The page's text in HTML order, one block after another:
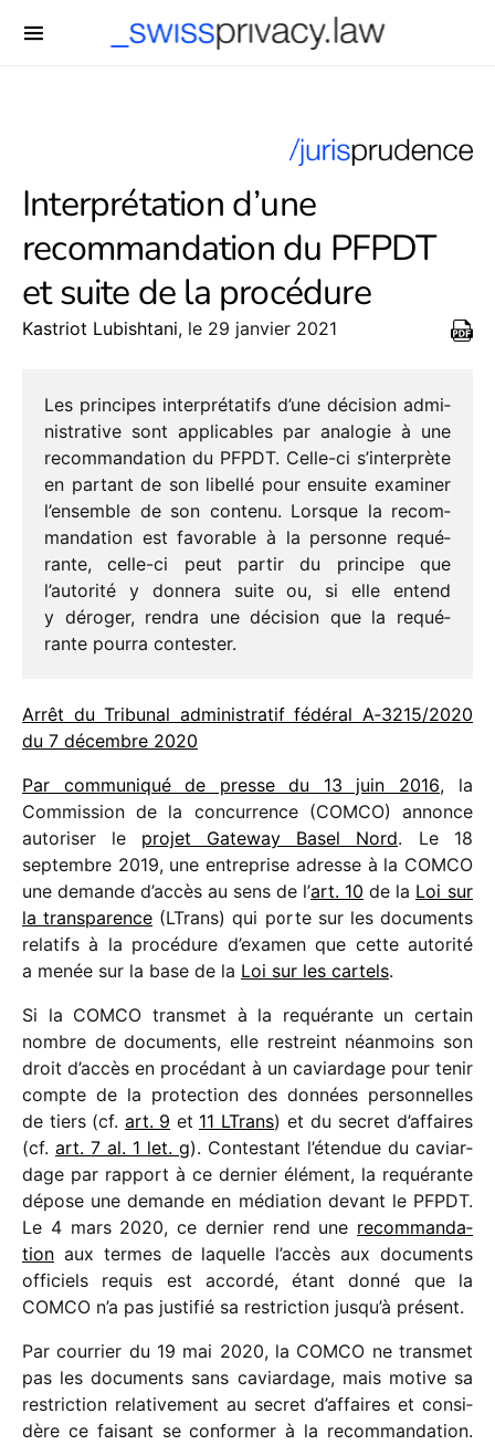
Interprétation d’une
recommandation du PFPDT
et suite de la procédure
Kastriot Lubishtani, le 29 janvier 2021
Les prin­cipes inter­pré­ta­tifs d’une déci­sion admi­
nis­tra­tive sont appli­cables par analo­gie à une
recom­man­da­tion du PFPDT. Celle-ci s’interprète
en partant de son libellé pour ensuite exami­ner
l’ensemble de son contenu. Lorsque la recom­
man­da­tion est favo­rable à la personne requé­
rante, celle-ci peut partir du prin­cipe que
l’autorité y donnera suite ou, si elle entend
y déro­ger, rendra une déci­sion que la requé­
rante pourra contester.
Arrêt du Tribunal admi­nis­tra­tif fédé­ral A‑3215/​2020
du 7 décembre 2020
Par commu­ni­qué de presse du 13 juin 2016, la
Commission de la concur­rence (COMCO) annonce
auto­ri­ser le projet Gateway Basel Nord. Le 18
septembre 2019, une entre­prise adresse à la COMCO
une demande d’accès au sens de l’art. 10 de la Loi sur
la trans­pa­rence (LTrans) qui porte sur les docu­ments
rela­tifs à la procé­dure d’examen que cette auto­rité
a menée sur la base de la Loi sur les cartels.
Si la COMCO trans­met à la requé­rante un certain
nombre de docu­ments, elle restreint néan­moins son
droit d’accès en procé­dant à un caviar­dage pour tenir
compte de la protec­tion des données person­nelles
de tiers (cf. art. 9 et 11 LTrans) et du secret d’affaires
(cf. art. 7 al. 1 let. g). Contestant l’étendue du caviar­
dage par rapport à ce dernier élément, la requé­rante
dépose une demande en média­tion devant le PFPDT.
Le 4 mars 2020, ce dernier rend une recom­man­da­
tion aux termes de laquelle l’accès aux docu­ments
offi­ciels requis est accordé, étant donné que la
COMCO n’a pas justi­fié sa restric­tion jusqu’à présent.
Par cour­rier du 19 mai 2020, la COMCO ne trans­met
pas les docu­ments sans caviar­dage, mais motive sa
restric­tion rela­ti­ve­ment au secret d’affaires et consi­
dère ce faisant se confor­mer à la recom­man­da­tion.